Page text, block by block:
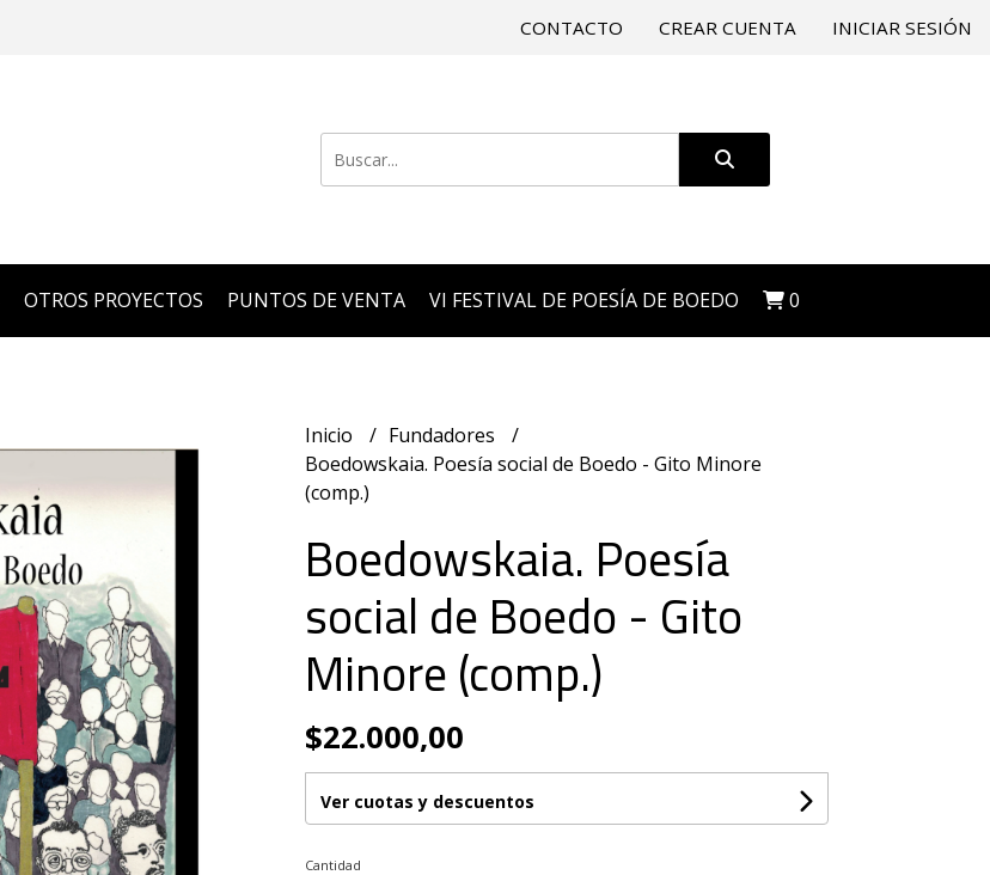
CONTACTO CREAR CUENTA INICIAR SESIÓN
OTROS PROYECTOS PUNTOS DE VENTA VI FESTIVAL DE POESÍA DE BOEDO 0
Inicio
Fundadores
Boedowskaia. Poesía social de Boedo - Gito Minore
(comp.)
Boedowskaia. Poesía
social de Boedo - Gito
Minore (comp.)
$22.000,00
Ver cuotas y descuentos
Cantidad